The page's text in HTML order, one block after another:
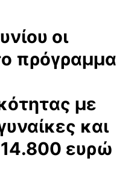
οι
πρόγραμμα
με
και
ευρώ